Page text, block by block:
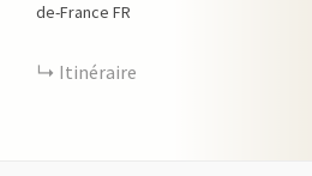
de-France FR
Itinéraire